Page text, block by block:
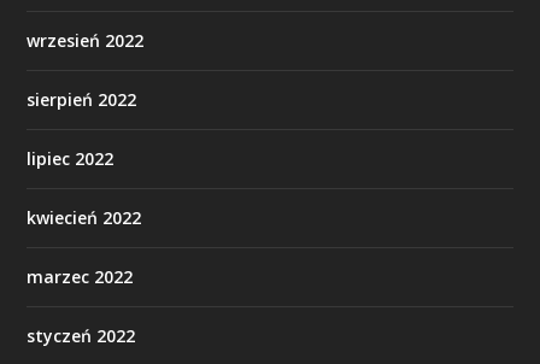
wrzesień 2022
sierpień 2022
lipiec 2022
kwiecień 2022
marzec 2022
styczeń 2022